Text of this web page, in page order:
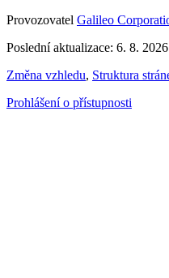
Provozovatel Galileo
Poslední aktualizace: 6. 8. 2026
Změna vzhledu, Struktura
Prohlášení o přístupnosti